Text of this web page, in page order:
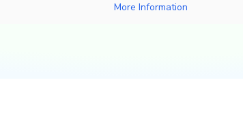
More Information